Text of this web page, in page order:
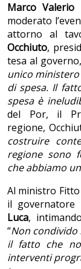
Marco Valerio
moderato
attorno al
Occhiuto,
tesa al
unico
di spesa. Il
spesa è
del Por, il
regione,
costruire
regione sono
che abbiamo
Al ministro Fitto
il governatore
Luca,
“Non
il fatto che
interventi